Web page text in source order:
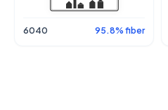
6040 95.8% fiber